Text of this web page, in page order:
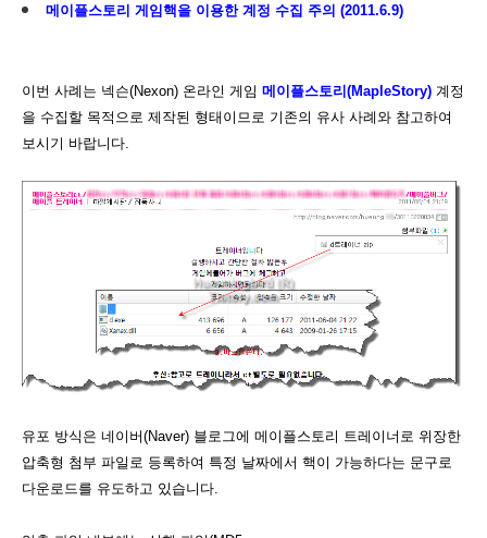
메이플스토리 게임핵을 이용한 계정 수집 주의 (2011.6.9)
이번 사례는 넥슨(Nexon) 온라인 게임 메이플스토리(MapleStory) 계정
을 수집할 목적으로 제작된 형태이므로 기존의 유사 사례와 참고하여
보시기 바랍니다.
유포 방식은 네이버(Naver) 블로그에 메이플스토리 트레이너로 위장한
압축형 첨부 파일로 등록하여 특정 날짜에서 핵이 가능하다는 문구로
다운로드를 유도하고 있습니다.